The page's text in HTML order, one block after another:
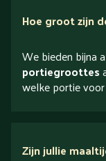
Hoe groot zijn
We bieden bijna
portiegroottes
welke portie
Zijn jullie